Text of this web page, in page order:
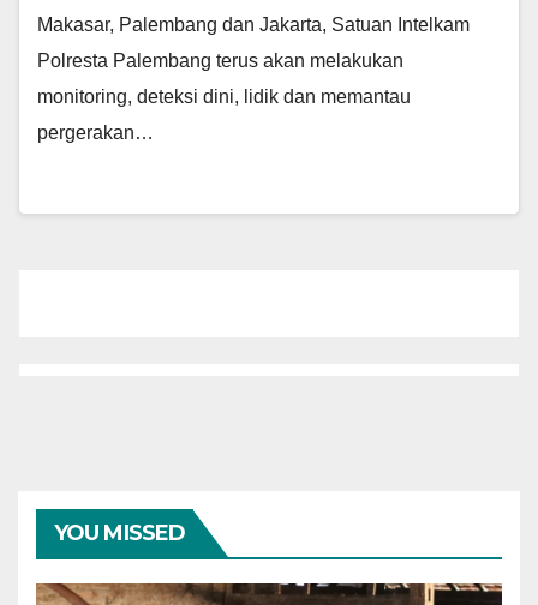
Makasar, Palembang dan Jakarta, Satua­n Intelkam
Polresta Palembang terus akan­ melakukan
monitoring, deteksi dini, lid­ik dan memantau
pergerakan…
YOU MISSED